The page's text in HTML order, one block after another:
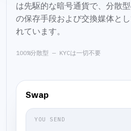
は先駆的な暗号通貨で、分散
の保存手段および交換媒体と
れています。
100%分散型 — KYCは一切不要
Swap
YOU SEND